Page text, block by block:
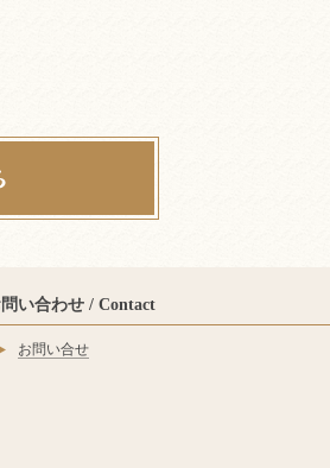
い合わせ / Contact
お問い合せ